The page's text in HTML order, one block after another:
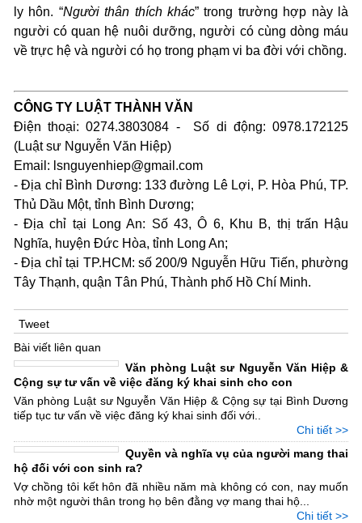
ly hôn. “Người thân thích khác” trong trường hợp này là
người có quan hệ nuôi dưỡng, người có cùng dòng máu
về trực hệ và người có họ trong phạm vi ba đời với chồng.
CÔNG TY LUẬT THÀNH VĂN
Điện thoại: 0274.3803084 - Số di động: 0978.172125
(Luật sư Nguyễn Văn Hiệp)
Email: lsnguyenhiep@gmail.com
- Địa chỉ Bình Dương: 133 đường Lê Lợi, P. Hòa Phú, TP.
Thủ Dầu Một, tỉnh Bình Dương;
- Địa chỉ tại Long An: Số 43, Ô 6, Khu B, thị trấn Hậu
Nghĩa, huyện Đức Hòa, tỉnh Long An;
- Địa chỉ tại TP.HCM: số 200/9 Nguyễn Hữu Tiến, phường
Tây Thạnh, quận Tân Phú, Thành phố Hồ Chí Minh.
Tweet
Bài viết liên quan
Văn phòng Luật sư Nguyễn Văn Hiệp &
Cộng sự tư vấn về việc đăng ký khai sinh cho con
Văn phòng Luật sư Nguyễn Văn Hiệp & Cộng sự tại Bình Dương
tiếp tục tư vấn về việc đăng ký khai sinh đối với..
Chi tiết >>
Quyền và nghĩa vụ của người mang thai
hộ đối với con sinh ra?
Vợ chồng tôi kết hôn đã nhiều năm mà không có con, nay muốn
nhờ một người thân trong họ bên đằng vợ mang thai hộ...
Chi tiết >>